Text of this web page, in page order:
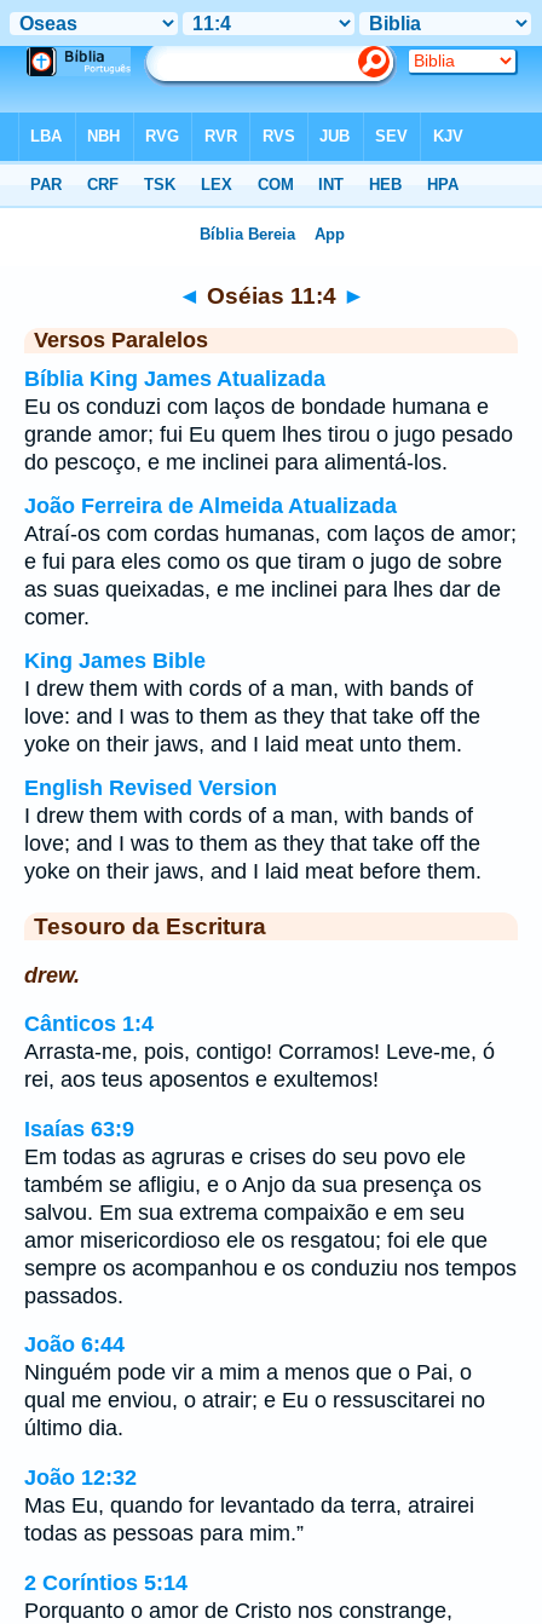
◄ Oséias 11:4 ►
Versos Paralelos
Bíblia King James Atualizada
Eu os conduzi com laços de bondade humana e
grande amor; fui Eu quem lhes tirou o jugo pesado
do pescoço, e me inclinei para alimentá-los.
João Ferreira de Almeida Atualizada
Atraí-os com cordas humanas, com laços de amor;
e fui para eles como os que tiram o jugo de sobre
as suas queixadas, e me inclinei para lhes dar de
comer.
King James Bible
I drew them with cords of a man, with bands of
love: and I was to them as they that take off the
yoke on their jaws, and I laid meat unto them.
English Revised Version
I drew them with cords of a man, with bands of
love; and I was to them as they that take off the
yoke on their jaws, and I laid meat before them.
Tesouro da Escritura
drew.
Cânticos 1:4
Arrasta-me, pois, contigo! Corramos! Leve-me, ó
rei, aos teus aposentos e exultemos!
Isaías 63:9
Em todas as agruras e crises do seu povo ele
também se afligiu, e o Anjo da sua presença os
salvou. Em sua extrema compaixão e em seu
amor misericordioso ele os resgatou; foi ele que
sempre os acompanhou e os conduziu nos tempos
passados.
João 6:44
Ninguém pode vir a mim a menos que o Pai, o
qual me enviou, o atrair; e Eu o ressuscitarei no
último dia.
João 12:32
Mas Eu, quando for levantado da terra, atrairei
todas as pessoas para mim.”
2 Coríntios 5:14
Porquanto o amor de Cristo nos constrange,